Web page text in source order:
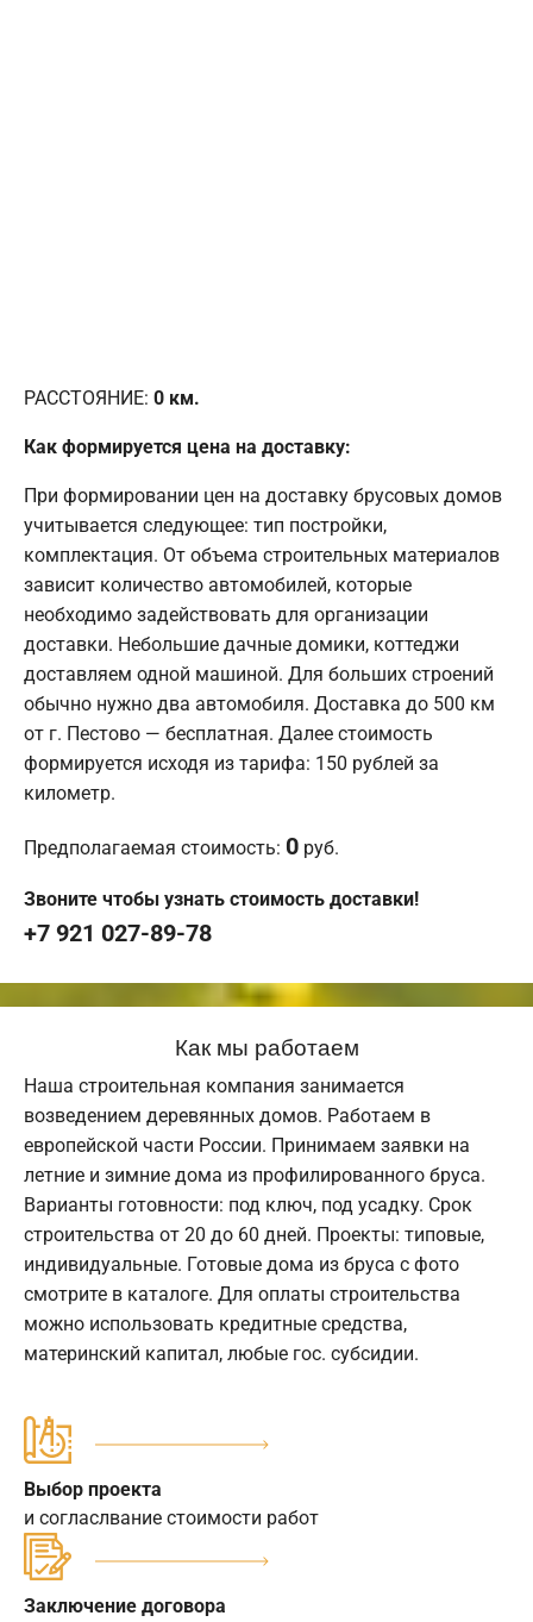
РАССТОЯНИЕ: 0 км.
Как формируется цена на доставку:
При формировании цен на доставку брусовых домов
учитывается следующее: тип постройки,
комплектация. От объема строительных материалов
зависит количество автомобилей, которые
необходимо задействовать для организации
доставки. Небольшие дачные домики, коттеджи
доставляем одной машиной. Для больших строений
обычно нужно два автомобиля. Доставка до 500 км
от г. Пестово — бесплатная. Далее стоимость
формируется исходя из тарифа: 150 рублей за
километр.
Предполагаемая стоимость: 0 руб.
Звоните чтобы узнать стоимость доставки!
+7 921 027-89-78
Как мы работаем
Наша строительная компания занимается
возведением деревянных домов. Работаем в
европейской части России. Принимаем заявки на
летние и зимние дома из профилированного бруса.
Варианты готовности: под ключ, под усадку. Срок
строительства от 20 до 60 дней. Проекты: типовые,
индивидуальные. Готовые дома из бруса с фото
смотрите в каталоге. Для оплаты строительства
можно использовать кредитные средства,
материнский капитал, любые гос. субсидии.
Выбор проекта
и согласлвание стоимости работ
Заключение договора